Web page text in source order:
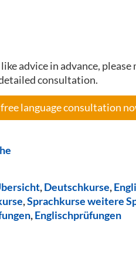
advice in advance,
consultation.
language consultation
,Deutschkurse,
,Sprachkurse weitere
,Englischprüfungen